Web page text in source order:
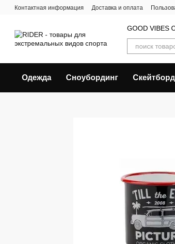
Перейти к основному контенту
Контактная информация Доставка и оплата
GOOD VIBES
Одежда Сноубординг